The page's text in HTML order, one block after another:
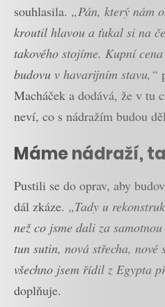
souhlasila. „Pán, který nám
kroutil hlavou a ťukal si na
takového stojíme. Kupní
budovu v havarijním stavu,“
Macháček a dodává, že v tu
neví, co s nádražím budou
Máme nádraží,
Pustili se do oprav, aby
dál zkáze. „Tady u
než co jsme dali za
tun sutin, nová střecha,
všechno jsem řídil z Egypta
doplňuje.